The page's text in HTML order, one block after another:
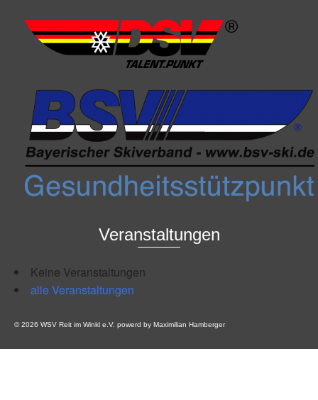
Veranstaltungen
Keine Veranstaltungen
alle Veranstaltungen
© 2026 WSV Reit im Winkl e.V. powerd by Maximilian Hamberger